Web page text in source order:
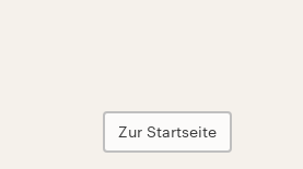
Zur Startseite